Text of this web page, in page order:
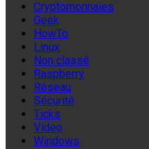
Cryptomonnaies
Geek
HowTo
Linux
Non classé
Raspberry
Réseau
Sécurité
Ticks
Video
Windows